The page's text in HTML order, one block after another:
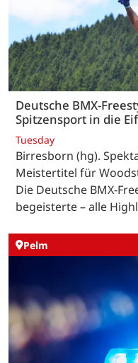
Deutsche BMX-
Spitzensport in die
Tuesday
Birresborn (hg).
Meistertitel für
Die Deutsche BMX-
begeisterte – alle
Pelm